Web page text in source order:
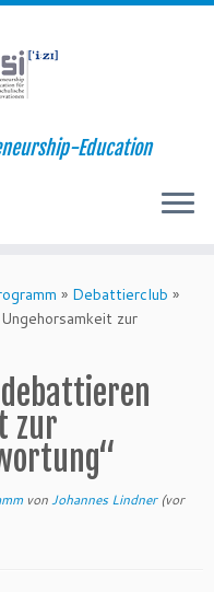
Education
» Debattierclub »
zur
zur
vonJohannes Lindner(vor